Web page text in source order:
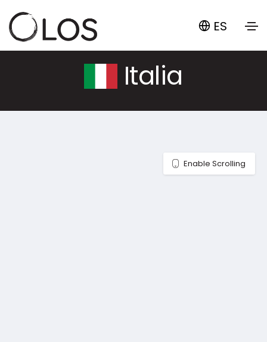
ES
Italia
Enable Scrolling